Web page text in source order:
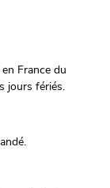
France du
jours fériés.